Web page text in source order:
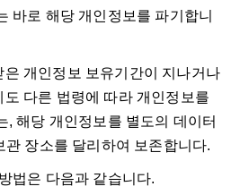
바로 해당 개인정보를 파기합니
개인정보 보유기간이 지나거나
다른 법령에 따라 개인정보를
, 해당 개인정보를 별도의 데이터
장소를 달리하여 보존합니다.
법은 다음과 같습니다.